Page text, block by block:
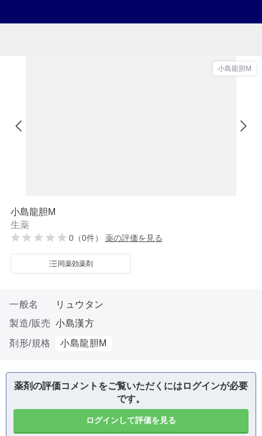
小島龍胆M
小島龍胆M
生薬
0（0件） 薬の評価を見る
同薬効薬剤
一般名
リュウタン
製造/販売 小島漢方
剤形/規格
小島龍胆M
薬剤の評価コメントをご覧いただくにはログインが必要
です。
ログインして評価を見る